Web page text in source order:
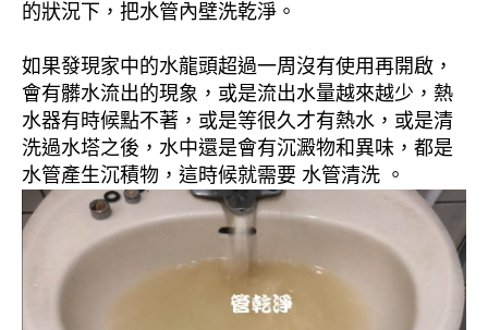
的狀況下，把水管內壁洗乾淨。
如果發現家中的水龍頭超過一周沒有使用再開啟，
會有髒水流出的現象，或是流出水量越來越少，熱
水器有時候點不著，或是等很久才有熱水，或是清
洗過水塔之後，水中還是會有沉澱物和異味，都是
水管產生沉積物，這時候就需要 水管清洗 。